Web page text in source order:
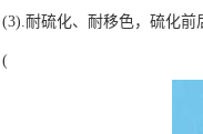
(3).耐硫化、耐移色，硫化前
(